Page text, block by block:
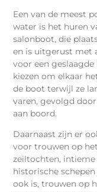
Een van de meest
water is het huren
salonboot, die
en is uitgerust met
voor een
kiezen om elkaar
de boot terwijl ze
varen, gevolgd
aan boord.
Daarnaast zijn er
voor trouwen op
zeiltochten,
historische
ook is, trouwen op